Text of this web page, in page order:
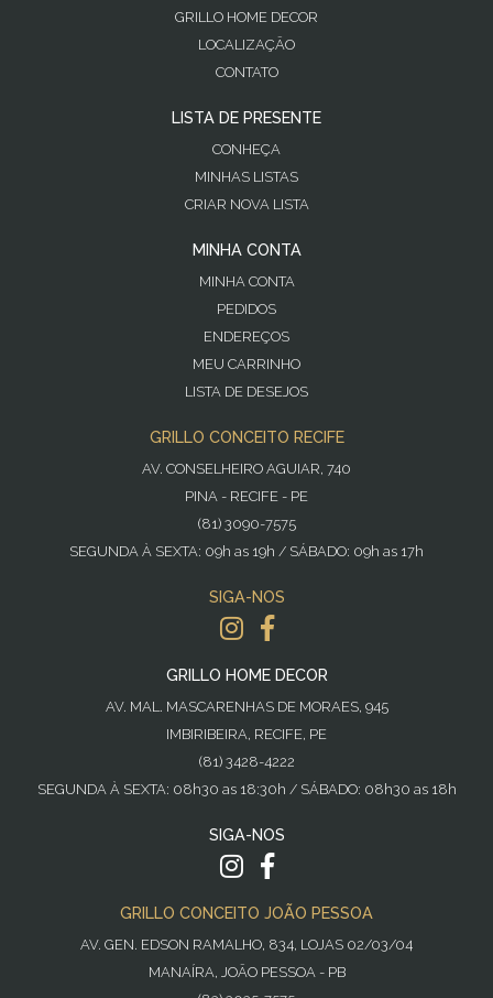
GRILLO HOME DECOR
LOCALIZAÇÃO
CONTATO
LISTA DE PRESENTE
CONHEÇA
MINHAS LISTAS
CRIAR NOVA LISTA
MINHA CONTA
MINHA CONTA
PEDIDOS
ENDEREÇOS
MEU CARRINHO
LISTA DE DESEJOS
GRILLO CONCEITO RECIFE
AV. CONSELHEIRO AGUIAR, 740
PINA - RECIFE - PE
(81) 3090-7575
SEGUNDA À SEXTA: 09h as 19h / SÁBADO: 09h as 17h
SIGA-NOS
GRILLO HOME DECOR
AV. MAL. MASCARENHAS DE MORAES, 945
IMBIRIBEIRA, RECIFE, PE
(81) 3428-4222
SEGUNDA À SEXTA: 08h30 as 18:30h / SÁBADO: 08h30 as 18h
SIGA-NOS
GRILLO CONCEITO JOÃO PESSOA
AV. GEN. EDSON RAMALHO, 834, LOJAS 02/03/04
MANAÍRA, JOÃO PESSOA - PB